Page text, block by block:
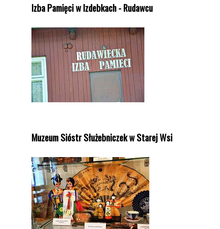
Izba Pamięci w Izdebkach - Rudawcu
Muzeum Sióstr Służebniczek w Starej Wsi